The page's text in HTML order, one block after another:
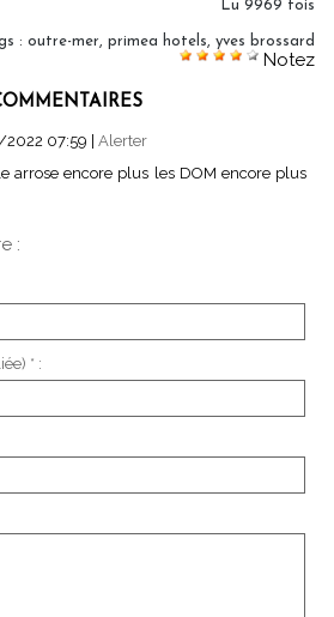
Lu 9969 fois
: outre-mer, primea hotels, yves brossard
Notez
07:59
Alerter
arrose encore plus les DOM encore plus
:
* :